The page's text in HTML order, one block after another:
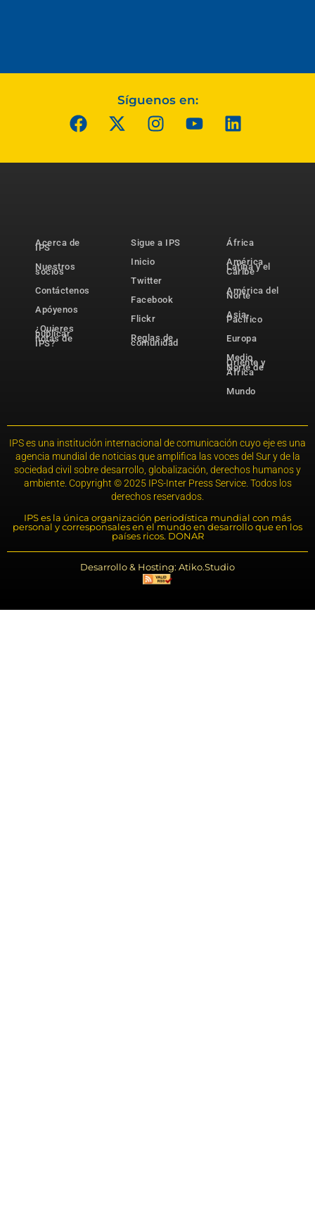
Síguenos en:
Acerca de
IPS
Nuestros
socios
Contáctenos
Apóyenos
¿Quieres
publicar
notas de
IPS?
Sigue a IPS
Inicio
Twitter
Facebook
Flickr
Reglas de
comunidad
África
América
Latina y el
Caribe
América del
Norte
Asia-
Pacífico
Europa
Medio
Oriente y
Norte de
África
Mundo
IPS es una institución internacional de comunicación cuyo eje es una
agencia mundial de noticias que amplifica las voces del Sur y de la
sociedad civil sobre desarrollo, globalización, derechos humanos y
ambiente. Copyright © 2025 IPS-Inter Press Service. Todos los
derechos reservados.
IPS es la única organización periodística mundial con más
personal y corresponsales en el mundo en desarrollo que en los
países ricos. DONAR
Desarrollo & Hosting: Atiko.Studio